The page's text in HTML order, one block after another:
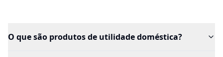
O que são produtos de utilidade doméstica?